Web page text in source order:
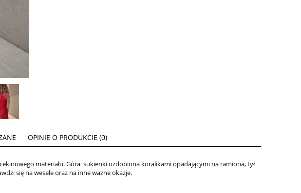
OPINIE O PRODUKCIE (0)
materiału. Góra sukienki ozdobiona koralikami opadającymi na ramiona, tył
się na wesele oraz na inne ważne okazje.